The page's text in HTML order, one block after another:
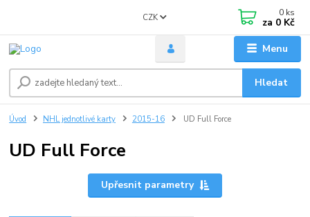
Menu
CZK
Hledat
0 ks
za 0 Kč
Úvod NHL jednotlivé karty 2015-16 UD Full Force
UD Full Force
Upřesnit parametry